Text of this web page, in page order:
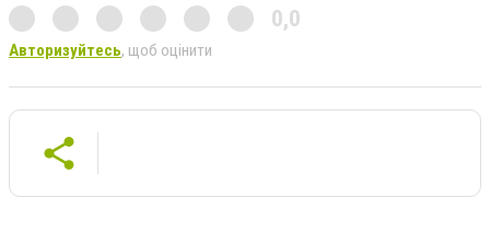
0,0
Авторизуйтесь, щоб оцінити